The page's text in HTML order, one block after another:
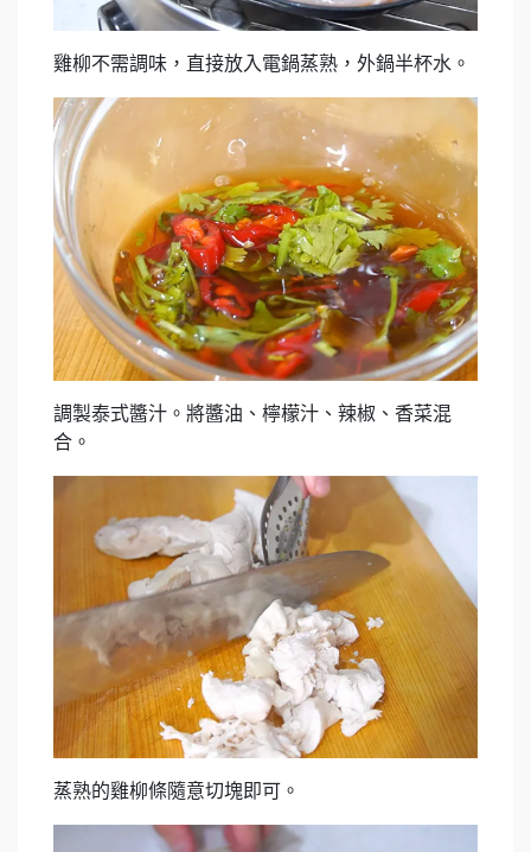
雞柳不需調味，直接放入電鍋蒸熟，外鍋半杯水。
調製泰式醬汁。將醬油、檸檬汁、辣椒、香菜混
合。
蒸熟的雞柳條隨意切塊即可。